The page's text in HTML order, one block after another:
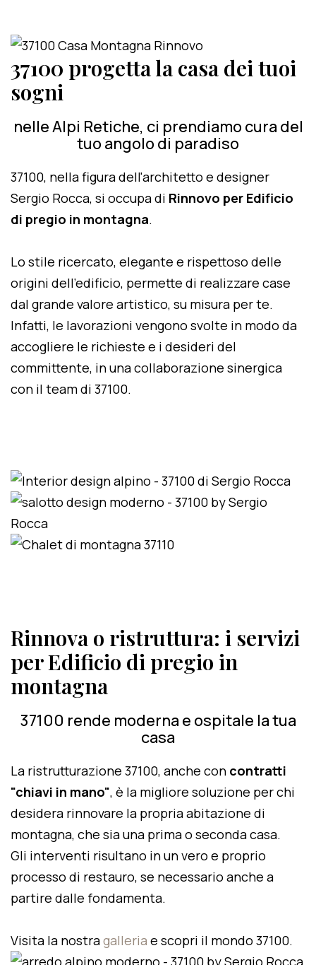
37100 progetta la casa dei tuoi
sogni
nelle Alpi Retiche, ci prendiamo cura del
tuo angolo di paradiso
37100, nella figura dell'architetto e designer
Sergio Rocca, si occupa di Rinnovo per Edificio
di pregio in montagna.
Lo stile ricercato, elegante e rispettoso delle
origini dell'edificio, permette di realizzare case
dal grande valore artistico, su misura per te.
Infatti, le lavorazioni vengono svolte in modo da
accogliere le richieste e i desideri del
committente, in una collaborazione sinergica
con il team di 37100.
Rinnova o ristruttura: i servizi
per Edificio di pregio in
montagna
37100 rende moderna e ospitale la tua
casa
La ristrutturazione 37100, anche con contratti
"chiavi in mano", è la migliore soluzione per chi
desidera rinnovare la propria abitazione di
montagna, che sia una prima o seconda casa.
Gli interventi risultano in un vero e proprio
processo di restauro, se necessario anche a
partire dalle fondamenta.
Visita la nostragalleria e scopri il mondo 37100.